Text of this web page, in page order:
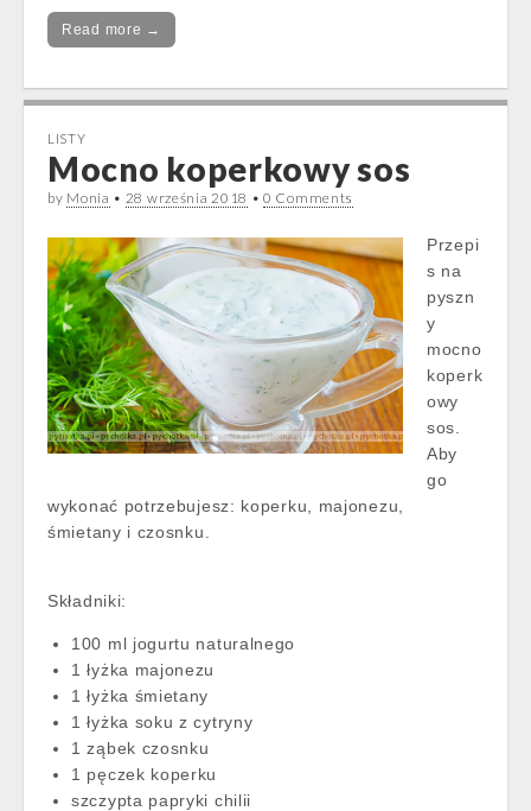
Read more →
LISTY
Mocno koperkowy sos
by Monia • 28 września 2018 •0 Comments
Przepi
s na
pyszn
y
mocno
koperk
owy
sos.
Aby
go
wykonać potrzebujesz: koperku, majonezu,
śmietany i czosnku.
Składniki:
100 ml jogurtu naturalnego
1 łyżka majonezu
1 łyżka śmietany
1 łyżka soku z cytryny
1 ząbek czosnku
1 pęczek koperku
szczypta papryki chilii